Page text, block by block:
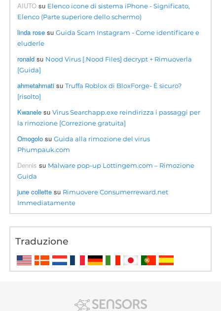
AIUTO su Elenco icone di sistema iPhone - Significato,
Elenco (Parte superiore dello schermo)
linda rose suGuida Scam Instagram - Come identificare e
eluderle
ronald su Nood Virus [.Nood Files] decrypt + Rimuoverla
[Guida]
ahmetahmati suTruffa Roblox di BloxForge- È sicuro?
[risolto]
Kwanele suVirus Searchapp.exe reindirizza i passaggi per
la rimozione [Correzione gratuita]
Omogolo suGuida alla rimozione del virus
Phumpauk.com
Dennis su Malware pop-up Lottingem.com – Rimozione
Guida
june collette su Rimuovere Consumerreward.net
Immediatamente
Traduzione